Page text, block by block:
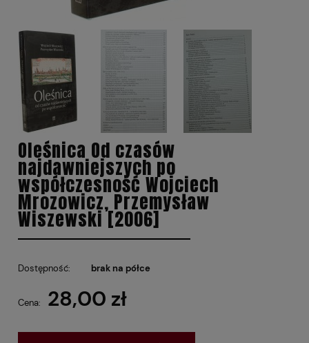
Oleśnica Od czasów
najdawniejszych po
współczesność Wojciech
Mrozowicz, Przemysław
Wiszewski [2006]
Dostępność: brak na półce
Cena: 28,00 zł